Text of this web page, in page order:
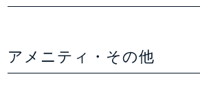
アメニティ・その他